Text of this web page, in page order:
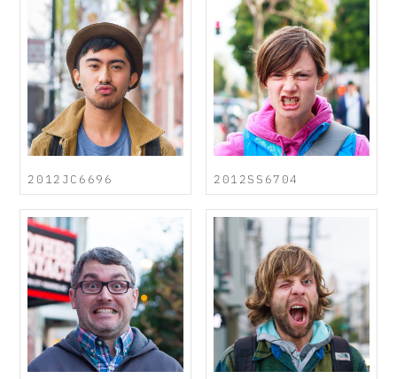
2012JC6696 2012SS6704